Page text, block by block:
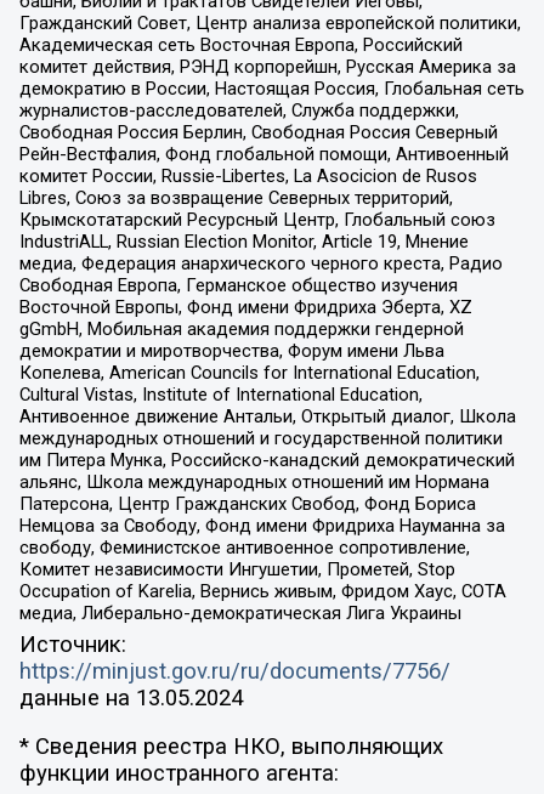
Гражданский Совет, Центр анализа европейской политики,
Академическая сеть Восточная Европа, Российский
комитет действия, РЭНД корпорейшн, Русская Америка за
демократию в России, Настоящая Россия, Глобальная сеть
журналистов-расследователей, Служба поддержки,
Свободная Россия Берлин, Свободная Россия Северный
Рейн-Вестфалия, Фонд глобальной помощи, Антивоенный
комитет России, Russie-Libertes, La Asocicion de Rusos
Libres, Союз за возвращение Северных территорий,
Крымскотатарский Ресурсный Центр, Глобальный союз
IndustriALL, Russian Election Monitor, Article 19, Мнение
медиа, Федерация анархического черного креста, Радио
Свободная Европа, Германское общество изучения
Восточной Европы, Фонд имени Фридриха Эберта, XZ
gGmbH, Мобильная академия поддержки гендерной
демократии и миротворчества, Форум имени Льва
Копелева, American Councils for International Education,
Cultural Vistas, Institute of International Education,
Антивоенное движение Антальи, Открытый диалог, Школа
международных отношений и государственной политики
им Питера Мунка, Российско-канадский демократический
альянс, Школа международных отношений им Нормана
Патерсона, Центр Гражданских Свобод, Фонд Бориса
Немцова за Свободу, Фонд имени Фридриха Науманна за
свободу, Феминистское антивоенное сопротивление,
Комитет независимости Ингушетии, Прометей, Stop
Occupation of Karelia, Вернись живым, Фридом Хаус, СОТА
медиа, Либерально-демократическая Лига Украины
Источник:
https://minjust.gov.ru/ru/documents/7756/
данные на 13.05.2024
* Сведения реестра НКО, выполняющих
функции иностранного агента: